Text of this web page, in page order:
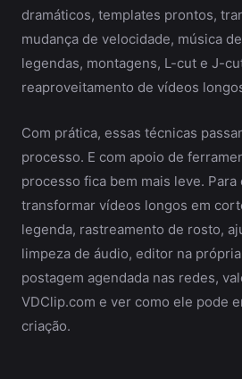
dramáticos, templates prontos,
mudança de velocidade, música
legendas, montagens, L-cut e J-
reaproveitamento de vídeos
Com prática, essas técnicas
processo. E com apoio de
processo fica bem mais leve. Para
transformar vídeos longos em
legenda, rastreamento de rosto,
limpeza de áudio, editor na
postagem agendada nas redes,
VDClip.com e ver como ele pode
criação.